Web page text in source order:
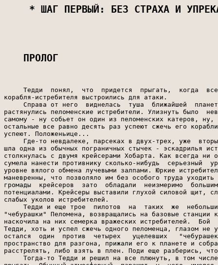
* ШАГ ПЕРВЫЙ: БЕЗ
Тедди  понял,  что  придется  прыгать,  когда
корабля-истребителя выстроились для атаки.
Справа от него  виднелась  туша  ближайшей
растянулись пеломенские истребители. Улизнуть было
самому - ну собьет он один из пеломенских катеров,
остальные все равно десять раз успеют сжечь его
успеют. Положеньице...
Где-то невдалеке, парсеках в двух-трех, уже
шла одна из обычных пограничных стычек - эскадрилья
столкнулась с двумя крейсерами Хобарта. Как всегда
сумела нанести противнику сколько-нибудь  серьезный
уровне вялого обмена лучевыми залпами. Юркие
маневренны, что позволяло им без особого труда
громады  крейсеров  зато  обладали  неизмеримо
потенциалами. Крейсеры выставили глухой силовой щит,
слабых уколов истребителей.
Тедди и еще трое  пилотов  на  таких  же
"чебурашки" Пеломена, возвращались на базовые станции
наскочила на них семерка вражеских истребителей.  Бой
Тедди, хоть и успел сжечь одного пеломенца, глазом не
остался  один  против  четырех   уцелевших
пространство для разгона, прижали его к планете и
расстрелять, либо взять в плен. Поди еще разберись,
Тогда-то Тедди и решил на все плюнуть, в том